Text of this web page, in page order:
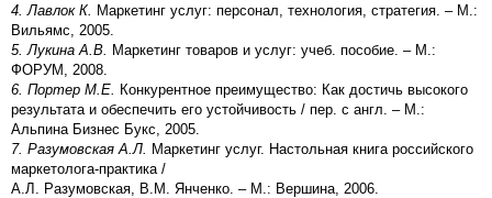
4. Лавлок К. Маркетинг услуг: персонал, технология, стратегия. – М.:
Вильямс, 2005.
5. Лукина А.В. Маркетинг товаров и услуг: учеб. пособие. – М.:
ФОРУМ, 2008.
6. Портер М.Е. Конкурентное преимущество: Как достичь высокого
результата и обеспечить его устойчивость / пер. с англ. – М.:
Альпина Бизнес Букс, 2005.
7. Разумовская А.Л. Маркетинг услуг. Настольная книга российского
маркетолога-практика /
А.Л. Разумовская, В.М. Янченко. – М.: Вершина, 2006.